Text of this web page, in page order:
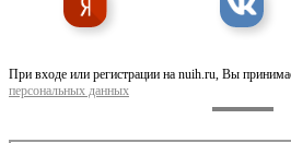
При входе или регистрации на nuih.ru, Вы
персональных данных